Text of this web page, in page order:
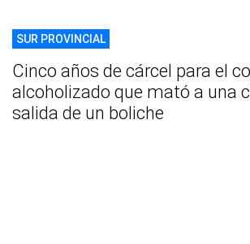
SUR PROVINCIAL
Cinco años de cárcel para el
alcoholizado que mató a una
salida de un boliche